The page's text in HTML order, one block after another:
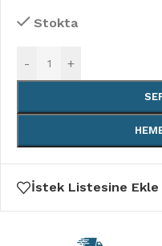
Stokta
- +
İstek Listesine Ekle